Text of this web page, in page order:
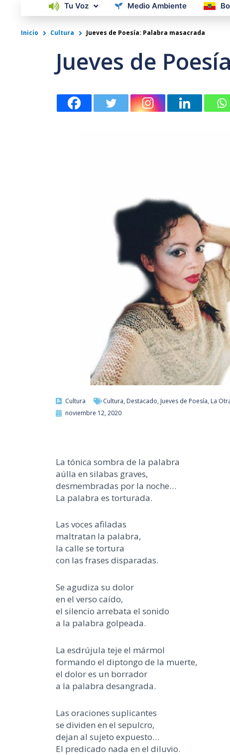
Tu Voz Medio Ambiente
Inicio Cultura Jueves de Poesía: Palabra masacrada
Jueves de
Cultura Cultura, Destacado, Jueves de Poesía, La
noviembre 12, 2020
La tónica sombra de la palabra
aúlla en silabas graves,
desmembradas por la noche…
La palabra es torturada.
Las voces afiladas
maltratan la palabra,
la calle se tortura
con las frases disparadas.
Se agudiza su dolor
en el verso caído,
el silencio arrebata el sonido
a la palabra golpeada.
La esdrújula teje el mármol
formando el diptongo de la muerte,
el dolor es un borrador
a la palabra desangrada.
Las oraciones suplicantes
se dividen en el sepulcro,
dejan al sujeto expuesto…
El predicado nada en el diluvio.